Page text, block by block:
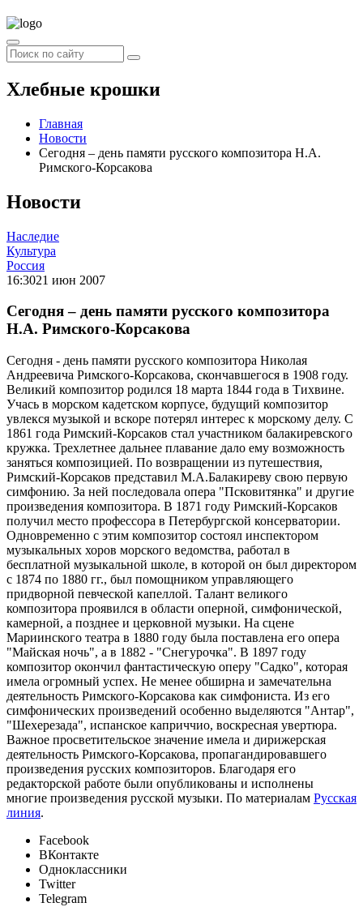
Хлебные крошки
Главная
Новости
Сегодня – день памяти русского композитора Н.А.
Римского-Корсакова
Новости
Наследие
Культура
Россия
16:3021 июн 2007
Сегодня – день памяти русского композитора
Н.А. Римского-Корсакова
Сегодня - день памяти русского композитора Николая
Андреевича Римского-Корсакова, скончавшегося в 1908 году.
Великий композитор родился 18 марта 1844 года в Тихвине.
Учась в морском кадетском корпусе, будущий композитор
увлекся музыкой и вскоре потерял интерес к морскому делу. С
1861 года Римский-Корсаков стал участником балакиревского
кружка. Трехлетнее дальнее плавание дало ему возможность
заняться композицией. По возвращении из путешествия,
Римский-Корсаков представил М.А.Балакиреву свою первую
симфонию. За ней последовала опера "Псковитянка" и другие
произведения композитора. В 1871 году Римский-Корсаков
получил место профессора в Петербургской консерватории.
Одновременно с этим композитор состоял инспектором
музыкальных хоров морского ведомства, работал в
бесплатной музыкальной школе, в которой он был директором
с 1874 по 1880 гг., был помощником управляющего
придворной певческой капеллой. Талант великого
композитора проявился в области оперной, симфонической,
камерной, а позднее и церковной музыки. На сцене
Мариинского театра в 1880 году была поставлена его опера
"Майская ночь", а в 1882 - "Снегурочка". В 1897 году
композитор окончил фантастическую оперу "Садко", которая
имела огромный успех. Не менее обширна и замечательна
деятельность Римского-Корсакова как симфониста. Из его
симфонических произведений особенно выделяются "Антар",
"Шехерезада", испанское каприччио, воскресная увертюра.
Важное просветительское значение имела и дирижерская
деятельность Римского-Корсакова, пропагандировавшего
произведения русских композиторов. Благодаря его
редакторской работе были опубликованы и исполнены
многие произведения русской музыки. По материалам Русская
линия.
Facebook
ВКонтакте
Одноклассники
Twitter
Telegram